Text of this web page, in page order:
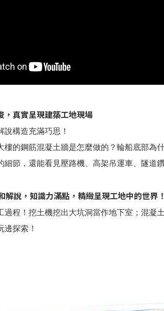
，真實呈現建築工地現場
構造充滿巧思！
樓的鋼筋混凝土牆是怎麼做的？輪船底部
細節，還能看見壓路機、高架吊運車、隧道
解說，知識力滿點，精緻呈現工地中的世界！
過程！挖土機挖出大坑洞當作地下室；混
邊探索！